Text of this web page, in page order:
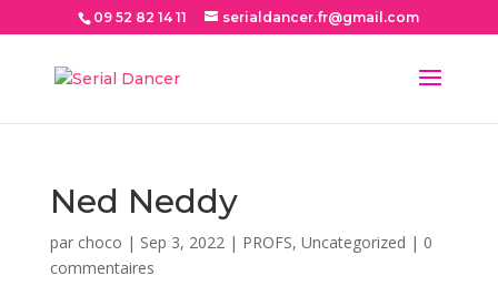
09 52 82 14 11 serialdancer.fr@gmail.com
Ned Neddy
par choco | Sep 3, 2022| PROFS, Uncategorized | 0
commentaires